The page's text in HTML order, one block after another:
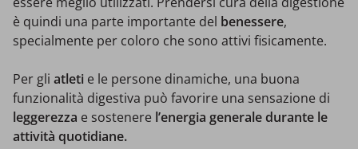
è quindi una parte importante del benessere,
specialmente per coloro che sono attivi fisicamente.
Per gli atleti e le persone dinamiche, una buona
funzionalità digestiva può favorire una sensazione di
leggerezza e sostenere l’energia generale durante le
attività quotidiane.